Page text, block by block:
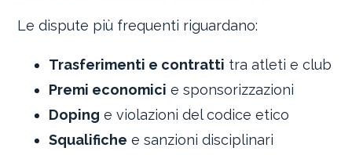
Le dispute più frequenti riguardano:
Trasferimenti e contratti tra atleti e club
Premi economici e sponsorizzazioni
Doping e violazioni del codice etico
Squalifiche e sanzioni disciplinari